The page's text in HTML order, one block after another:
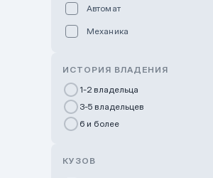
GWM Nurly Zhol
Chery Astana
Автомат
Механика
ИСТОРИЯ ВЛАДЕНИЯ
1-2 владельца
3-5 владельцев
6 и более
КУЗОВ